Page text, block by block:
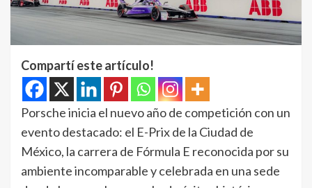
Compartí este artículo!
Porsche inicia el nuevo año de competición con un
evento destacado: el E-Prix de la Ciudad de
México, la carrera de Fórmula E reconocida por su
ambiente incomparable y celebrada en una sede